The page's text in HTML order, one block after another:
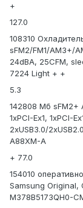
+
127.0
108310
sFM2/FM1/AM3+/
24dBA, 25CFM,
7224 Light + +
5.3
142808 Мб sFM2+
1xPCI-Ex1, 1xPCI-
2xUSB3.0/
A88XM-A
+ 77.0
154010
Samsung Original,
M378B5173QH0-